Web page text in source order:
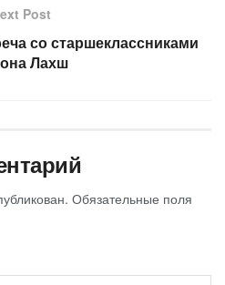
Post
со старшеклассниками
Лахш
Обязательные поля